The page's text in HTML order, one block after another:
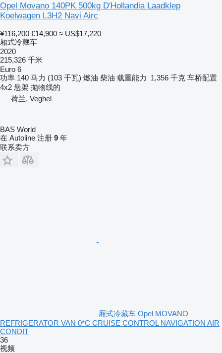
Opel Movano 140PK 500kg D'Hollandia Laadklep
Koelwagen L3H2 Navi Airc
¥116,200 €14,900 ≈ US$17,220
厢式冷藏车
2020
215,326 千米
Euro 6
功率 140 马力 (103 千瓦) 燃油 柴油 载重能力 1,356 千克 车桥配置
4x2 悬架 抛物线的
荷兰, Veghel
BAS World
在 Autoline 注册 9 年
联系卖方
厢式冷藏车 Opel MOVANO
REFRIGERATOR VAN 0*C CRUISE CONTROL NAVIGATION AIR
CONDIT
36
视频